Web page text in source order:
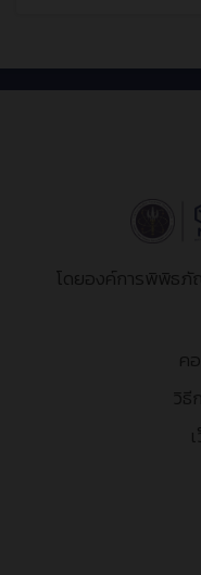
โดยองค์การพิพิธภั
ค
วิธี